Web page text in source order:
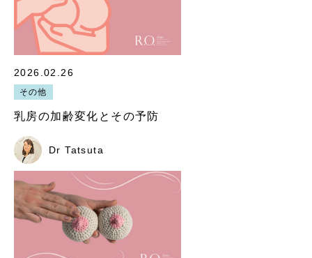
2026.02.26
その他
乳房の加齢変化とその予防
Dr Tatsuta